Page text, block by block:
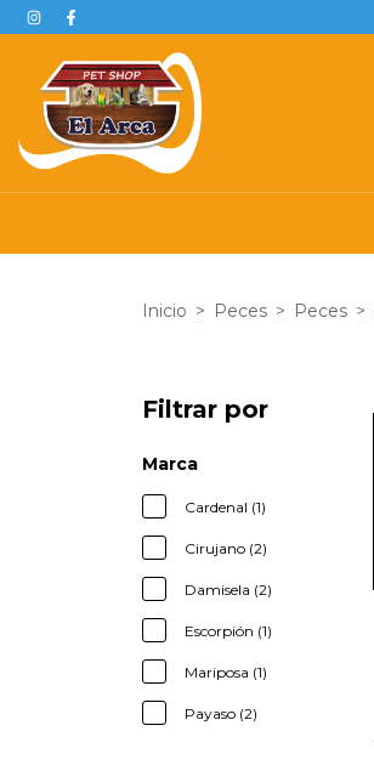
Inicio > Peces > Peces >
Filtrar por
Marca
Cardenal (1)
Cirujano (2)
Damisela (2)
Escorpión (1)
Mariposa (1)
Payaso (2)